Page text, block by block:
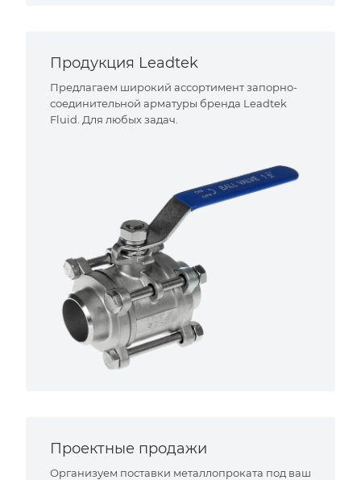
Продукция Leadtek
Предлагаем широкий ассортимент запорно-
соединительной арматуры бренда Leadtek
Fluid. Для любых задач.
Проектные продажи
Организуем поставки металлопроката под ваш